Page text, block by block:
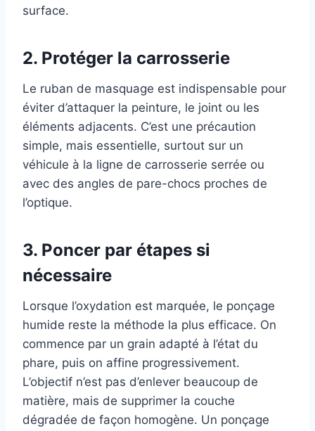
surface.
2. Protéger la carrosserie
Le ruban de masquage est indispensable pour
éviter d’attaquer la peinture, le joint ou les
éléments adjacents. C’est une précaution
simple, mais essentielle, surtout sur un
véhicule à la ligne de carrosserie serrée ou
avec des angles de pare-chocs proches de
l’optique.
3. Poncer par étapes si
nécessaire
Lorsque l’oxydation est marquée, le ponçage
humide reste la méthode la plus efficace. On
commence par un grain adapté à l’état du
phare, puis on affine progressivement.
L’objectif n’est pas d’enlever beaucoup de
matière, mais de supprimer la couche
dégradée de façon homogène. Un ponçage